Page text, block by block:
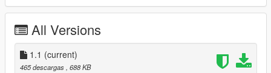
All Versions
1.1 (current)
465 descargas, 688 KB